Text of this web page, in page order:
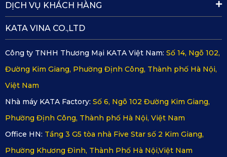
muốn mua thảm cho xe Range Rover 2022 hãy liên hệ để
được nhân viên hỗ trợ tận tình tại website chính thức của
https://katavina.com/
DỊCH VỤ KHÁCH HÀNG
KATA VINA CO.,LTD
Công ty TNHH Thương Mại KATA Việt Nam: Số 14, Ngõ 102,
Đường Kim Giang, Phường Định Công, Thành phố Hà Nội,
Việt Nam
Nhà máy KATA Factory: Số 6, Ngõ 102 Đường Kim Giang,
Phường Định Công, Thành phố Hà Nội, Việt Nam
Office HN: Tầng 3 G5 tòa nhà Five Star số 2 Kim Giang,
Phường Khương Đình, Thành Phố Hà Nội,Việt Nam